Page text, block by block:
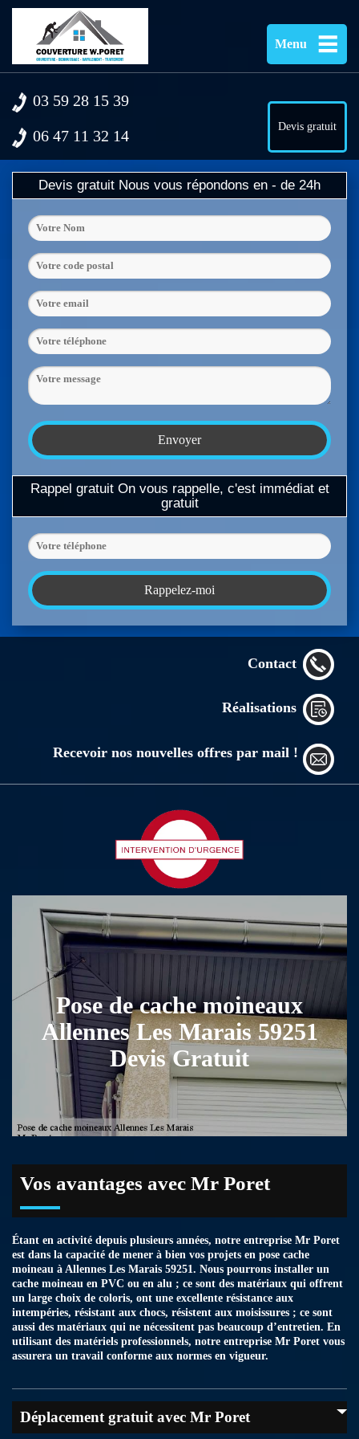
Menu
03 59 28 15 39
06 47 11 32 14
Devis gratuit
Devis gratuit Nous vous répondons en - de 24h
Rappel gratuit On vous rappelle, c'est immédiat et
gratuit
Contact
Réalisations
Recevoir nos nouvelles offres par mail !
Pose de cache moineaux
Allennes Les Marais 59251
Devis Gratuit
Vos avantages avec Mr Poret
Étant en activité depuis plusieurs années, notre entreprise Mr Poret
est dans la capacité de mener à bien vos projets en pose cache
moineau à Allennes Les Marais 59251. Nous pourrons installer un
cache moineau en PVC ou en alu ; ce sont des matériaux qui offrent
un large choix de coloris, ont une excellente résistance aux
intempéries, résistant aux chocs, résistent aux moisissures ; ce sont
aussi des matériaux qui ne nécessitent pas beaucoup d’entretien. En
utilisant des matériels professionnels, notre entreprise Mr Poret vous
assurera un travail conforme aux normes en vigueur.
Déplacement gratuit avec Mr Poret